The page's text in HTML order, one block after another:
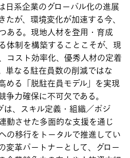
日系企業のグローバル化の進展
が、環境変化が加速する今、
ある。現地人材を登用・育成
体制を構築することこそが、現
コスト効率化、優秀人材の定着
単なる駐在員数の削減ではな
める「脱駐在員モデル」を実現
力確保に不可欠である。
は、スキル定義・組織／ポジ
動させた多面的な支援を通じ
の移行をトータルで推進してい
変革パートナーとして、グロー